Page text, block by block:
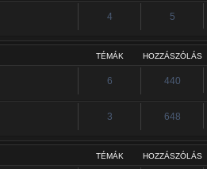
4 5
TÉMÁK HOZZÁSZÓLÁS
6 440
3 648
TÉMÁK HOZZÁSZÓLÁS